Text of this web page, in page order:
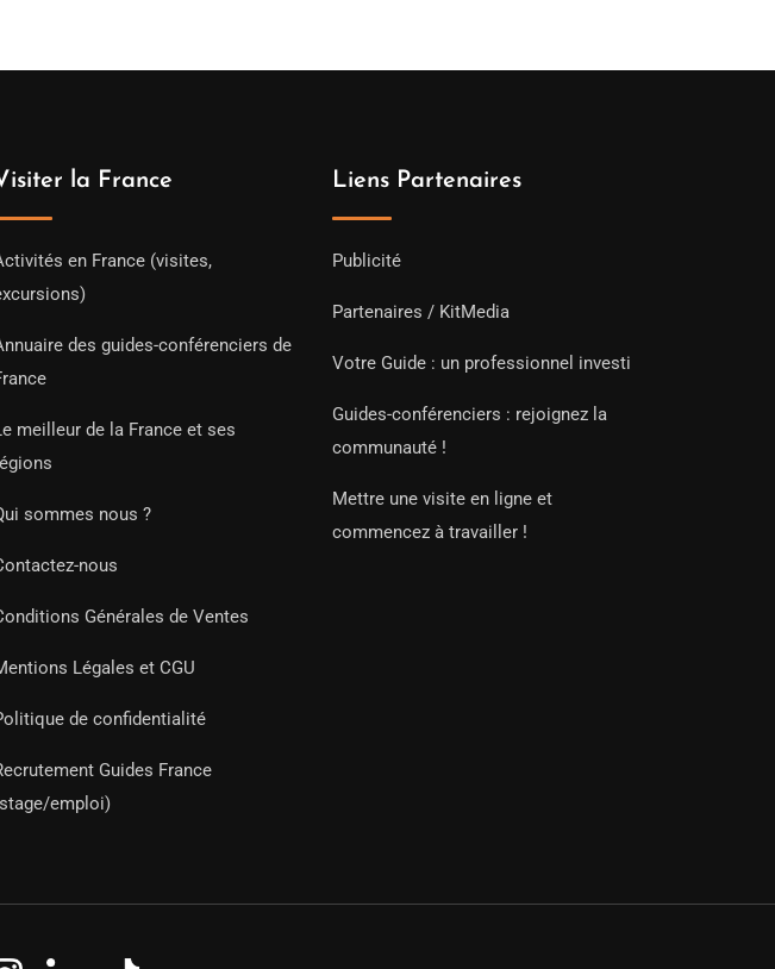
la France
en France (visites,
des guides-conférenciers de
meilleur de la France et ses
sommes nous ?
nous
Générales de Ventes
Légales et CGU
de confidentialité
Guides France
emploi)
Liens Partenaires
Publicité
Partenaires / KitMedia
Votre Guide : un professionnel investi
Guides-conférenciers : rejoignez la
communauté !
Mettre une visite en ligne et
commencez à travailler !